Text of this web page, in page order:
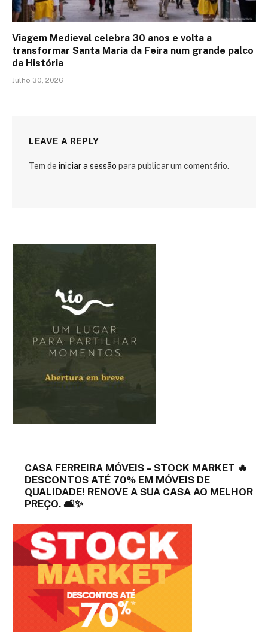
Viagem Medieval celebra 30 anos e volta a
transformar Santa Maria da Feira num grande palco
da História
Julho 30, 2026
LEAVE A REPLY
Tem de iniciar a sessão para publicar um comentário.
CASA FERREIRA MÓVEIS – STOCK MARKET 🔥
DESCONTOS ATÉ 70% EM MÓVEIS DE
QUALIDADE! RENOVE A SUA CASA AO MELHOR
PREÇO. 🛋️✨